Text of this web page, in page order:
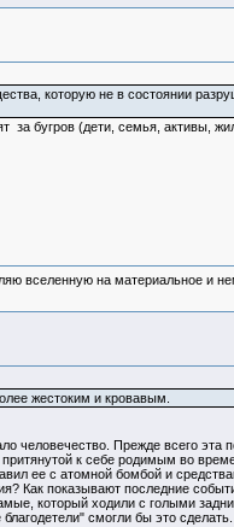
которую не в состоянии
за бугров (дети, семья, активы,
вселенную на материальное и
жестоким и кровавым.
человечество. Прежде всего эта
к себе родимым во
ее с атомной бомбой и
Как показывают последние
который ходили с голыми
смогли бы это сделать.